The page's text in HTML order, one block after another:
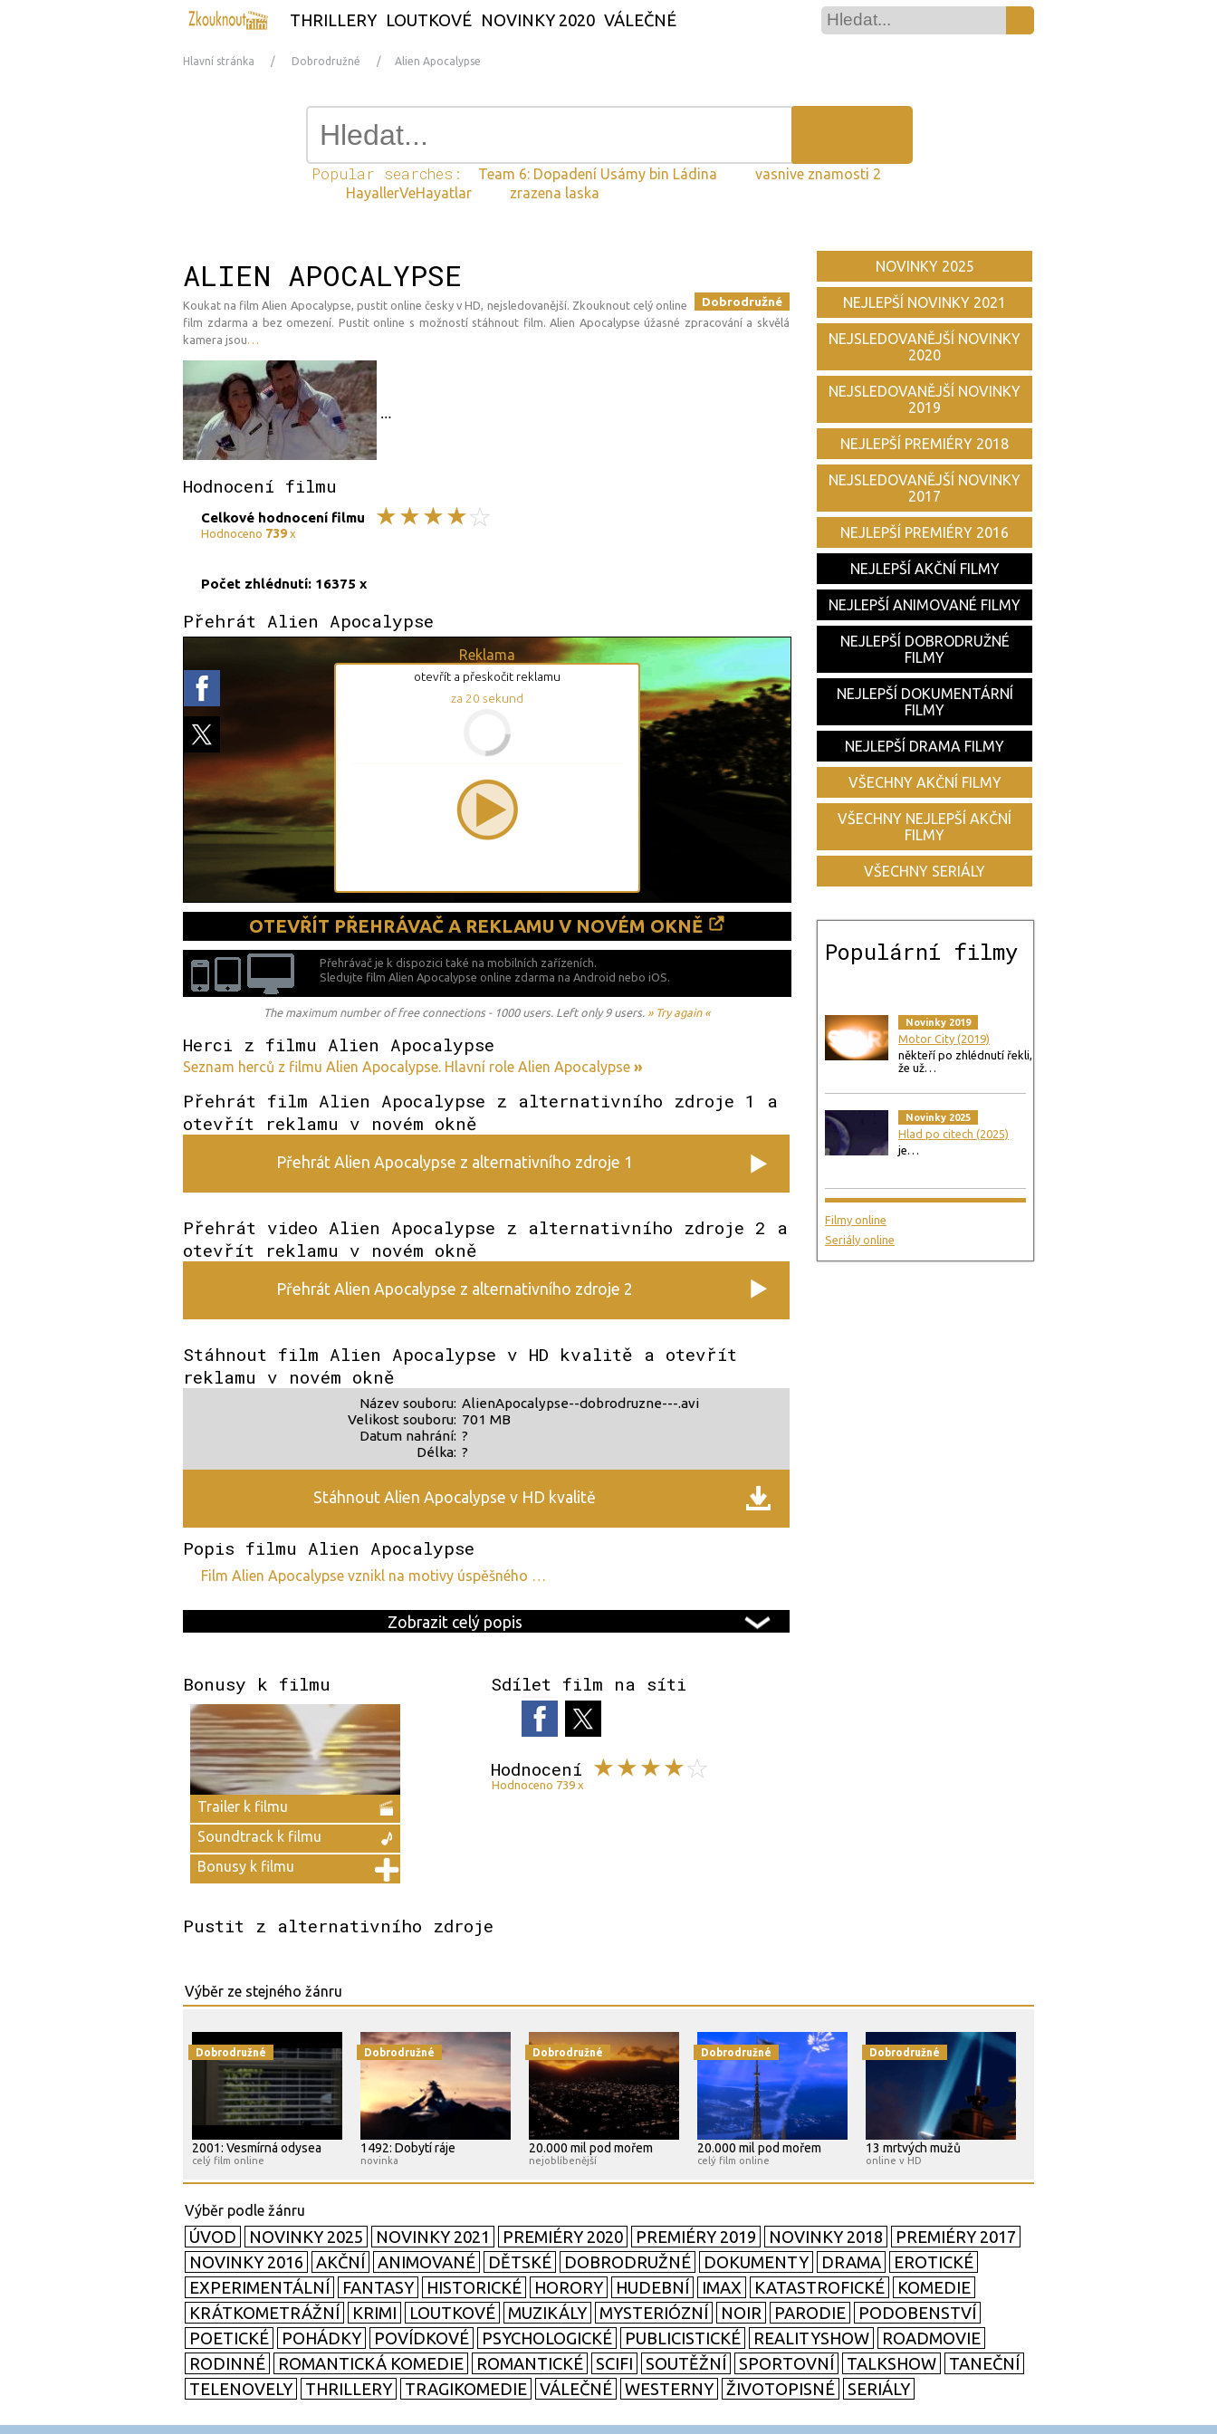
THRILLERY LOUTKOVÉ NOVINKY 2020 VÁLEČNÉ
Hlavní stránka Dobrodružné Alien Apocalypse
Popular searches: Team 6: Dopadení Usámy bin Ládina
vasnive znamosti 2
HayallerVeHayatlar
zrazena laska
ALIEN APOCALYPSE
Dobrodružné
Koukat na film Alien Apocalypse, pustit online česky v HD, nejsledovanější. Zkouknout celý online
film zdarma a bez omezení. Pustit online s možností stáhnout film. Alien Apocalypse úžasné zpracování a skvělá
kamera jsou
Hodnocení filmu
Celkové hodnocení filmu
Hodnoceno 739 x
Počet zhlédnutí: 16375 x
Přehrát Alien Apocalypse
Reklama
otevřít a přeskočit reklamu
za 20 sekund
OTEVŘÍT PŘEHRÁVAČ A REKLAMU V NOVÉM OKNĚ
Přehrávač je k dispozici také na mobilních zařízeních.
Sledujte film Alien Apocalypse online zdarma na Android nebo iOS.
The maximum number of free connections - 1000 users. Left only 9 users. » Try again «
Herci z filmu Alien Apocalypse
Seznam herců z filmu Alien Apocalypse. Hlavní role Alien Apocalypse »
Přehrát film Alien Apocalypse z alternativního zdroje 1 a
otevřít reklamu v novém okně
Přehrát Alien Apocalypse z alternativního zdroje 1
Přehrát video Alien Apocalypse z alternativního zdroje 2 a
otevřít reklamu v novém okně
Přehrát Alien Apocalypse z alternativního zdroje 2
Stáhnout film Alien Apocalypse v HD kvalitě a otevřít
reklamu v novém okně
Název souboru:
Velikost souboru:
Datum nahrání:
Délka:
AlienApocalypse--dobrodruzne---.avi
701 MB
?
?
Stáhnout Alien Apocalypse v HD kvalitě
Popis filmu Alien Apocalypse
film Alien Apocalypse vznikl na motivy úspěšného …
Zobrazit celý popis
Bonusy k filmu
Trailer k filmu
Soundtrack k filmu
Bonusy k filmu
Sdílet film na síti
Hodnocení
Hodnoceno 739 x
Pustit z alternativního zdroje
NOVINKY 2025
NEJLEPŠÍ NOVINKY 2021
NEJSLEDOVANĚJŠÍ NOVINKY
2020
NEJSLEDOVANĚJŠÍ NOVINKY
2019
NEJLEPŠÍ PREMIÉRY 2018
NEJSLEDOVANĚJŠÍ NOVINKY
2017
NEJLEPŠÍ PREMIÉRY 2016
NEJLEPŠÍ AKČNÍ FILMY
NEJLEPŠÍ ANIMOVANÉ FILMY
NEJLEPŠÍ DOBRODRUŽNÉ
FILMY
NEJLEPŠÍ DOKUMENTÁRNÍ
FILMY
NEJLEPŠÍ DRAMA FILMY
VŠECHNY AKČNÍ FILMY
VŠECHNY NEJLEPŠÍ AKČNÍ
FILMY
VŠECHNY SERIÁLY
Populární filmy
Novinky 2019
Motor City (2019)
někteří po zhlédnutí řekli,
že už…
Novinky 2025
Hlad po citech (2025)
je…
Filmy online
Seriály online
Dobrodružné
2001: Vesmírná odysea
celý film online
Dobrodružné
1492: Dobytí ráje
novinka
Dobrodružné
20.000 mil pod mořem
nejoblíbenější
Dobrodružné
20.000 mil pod mořem
celý film online
Dobrodružné
13 mrtvých mužů
online v HD
ÚVOD NOVINKY 2025 NOVINKY 2021 PREMIÉRY 2020 PREMIÉRY 2019 NOVINKY 2018
PREMIÉRY 2017
NOVINKY 2016
AKČNÍ ANIMOVANÉ DĚTSKÉ DOBRODRUŽNÉ DOKUMENTY DRAMA
EROTICKÉ
EXPERIMENTÁLNÍ
FANTASY HISTORICKÉ HORORY HUDEBNÍ IMAX KATASTROFICKÉ
KOMEDIE
KRÁTKOMETRÁŽNÍ
KRIMI LOUTKOVÉ MUZIKÁLY MYSTERIÓZNÍ NOIR PARODIE
PODOBENSTVÍ
POETICKÉ
POHÁDKY POVÍDKOVÉ PSYCHOLOGICKÉ PUBLICISTICKÉ REALITYSHOW
ROADMOVIE
RODINNÉ
ROMANTICKÁ KOMEDIE ROMANTICKÉ SCIFI SOUTĚŽNÍ SPORTOVNÍ TALKSHOW
TANEČNÍ
TELENOVELY
THRILLERY TRAGIKOMEDIE VÁLEČNÉ WESTERNY ŽIVOTOPISNÉ SERIÁLY